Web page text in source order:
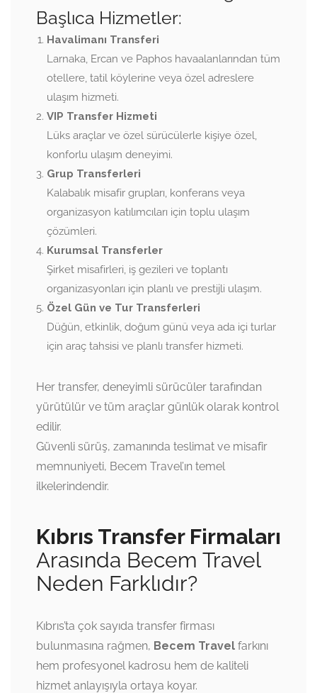
Başlıca Hizmetler:
Havalimanı Transferi
Larnaka, Ercan ve Paphos havaalanlarından tüm
otellere, tatil köylerine veya özel adreslere
ulaşım hizmeti.
VIP Transfer Hizmeti
Lüks araçlar ve özel sürücülerle kişiye özel,
konforlu ulaşım deneyimi.
Grup Transferleri
Kalabalık misafir grupları, konferans veya
organizasyon katılımcıları için toplu ulaşım
çözümleri.
Kurumsal Transferler
Şirket misafirleri, iş gezileri ve toplantı
organizasyonları için planlı ve prestijli ulaşım.
Özel Gün ve Tur Transferleri
Düğün, etkinlik, doğum günü veya ada içi turlar
için araç tahsisi ve planlı transfer hizmeti.
Her transfer, deneyimli sürücüler tarafından
yürütülür ve tüm araçlar günlük olarak kontrol
edilir.
Güvenli sürüş, zamanında teslimat ve misafir
memnuniyeti, Becem Travel’ın temel
ilkelerindendir.
Kıbrıs Transfer Firmaları
Arasında Becem Travel
Neden Farklıdır?
Kıbrıs’ta çok sayıda transfer firması
bulunmasına rağmen, Becem Travel farkını
hem profesyonel kadrosu hem de kaliteli
hizmet anlayışıyla ortaya koyar.